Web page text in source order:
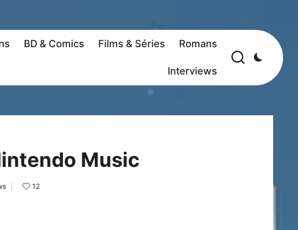
BD & Comics Films & Séries Romans
Interviews
Music
12